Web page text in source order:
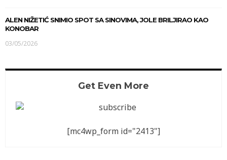
ALEN NIŽETIĆ SNIMIO SPOT SA SINOVIMA, JOLE BRILJIRAO KAO
KONOBAR
03/05/2026
Get Even More
[mc4wp_form id="2413"]